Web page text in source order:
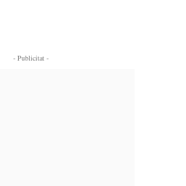
- Publicitat -